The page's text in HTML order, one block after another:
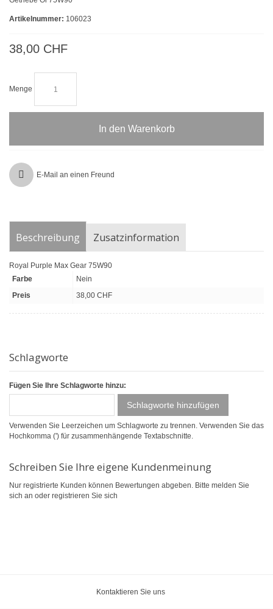
Artikelnummer: 106023
38,00 CHF
Menge
In den Warenkorb
E-Mail an einen Freund
Beschreibung Zusatzinformation
Royal Purple Max Gear 75W90
Farbe
Nein
Preis
38,00 CHF
Schlagworte
Fügen Sie Ihre Schlagworte hinzu:
Schlagworte hinzufügen
Verwenden Sie Leerzeichen um Schlagworte zu trennen. Verwenden Sie das
Hochkomma (') für zusammenhängende Textabschnitte.
Schreiben Sie Ihre eigene Kundenmeinung
Nur registrierte Kunden können Bewertungen abgeben. Bitte melden Sie
sich an oder registrieren Sie sich
Kontaktieren Sie uns